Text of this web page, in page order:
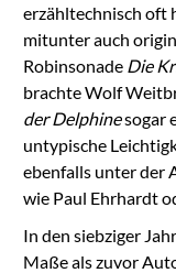
erzähltechnisch oft
mitunter auch
Robinsonade Die
brachte Wolf
der Delphinesogar
untypische
ebenfalls unter der
wie Paul Ehrhardt
In den siebziger
Maße als zuvor